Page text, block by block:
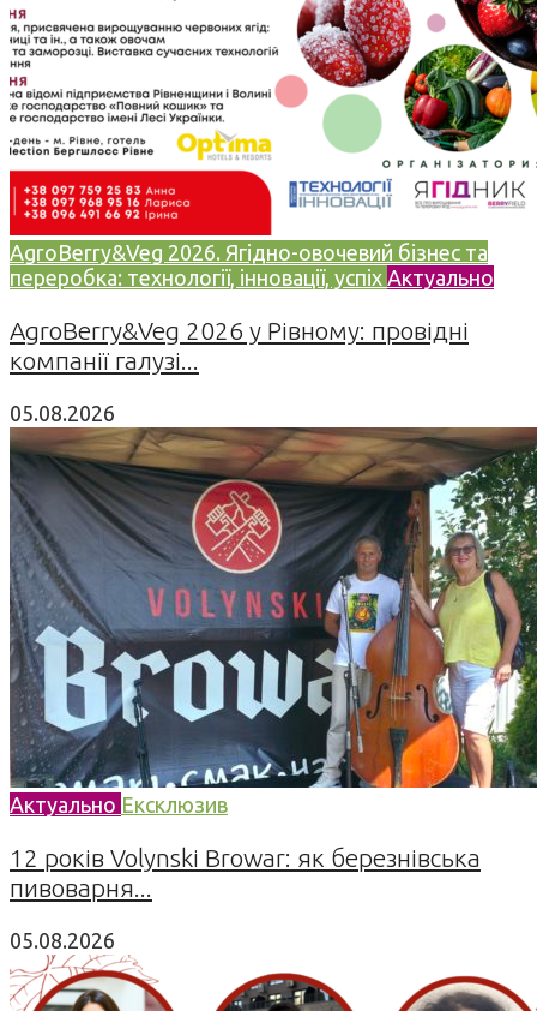
AgroBerry&Veg 2026. Ягідно-овочевий бізнес та
переробка: технології, інновації, успіх Актуально
AgroBerry&Veg 2026 у Рівному: провідні
компанії галузі...
05.08.2026
Актуально Ексклюзив
12 років Volynski Browar: як березнівська
пивоварня...
05.08.2026